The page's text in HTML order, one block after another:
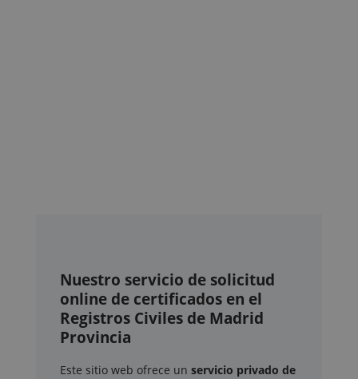
Nuestro servicio de solicitud
online de certificados en el
Registros Civiles de Madrid
Provincia
Este sitio web ofrece un servicio privado de